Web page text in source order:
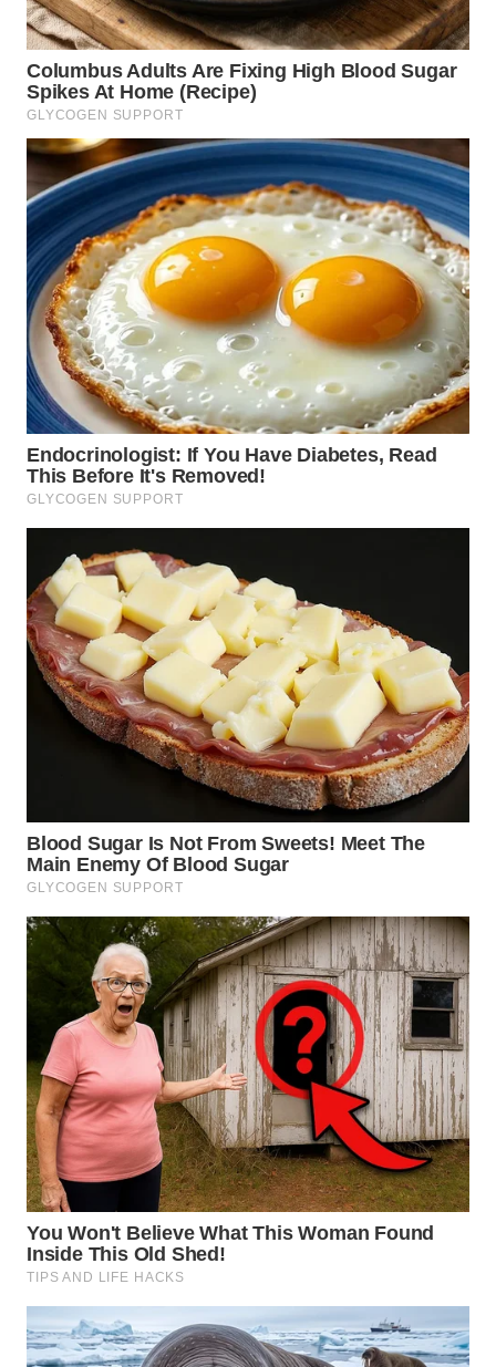
WN
PRIANGAN
TIMUR
WN
SEMARANG
WN
SOLO
WN
BOROBUDUR
WN
MADURA
WN
SURABAYA
WN
NATUNA
WN
BINTAN
WN
MANDALIKA
WN
LABUANBAJO
WN
BORNEO
Group
WAHANA
NEWS
WAHANA
TANI
WAHANA
WAHANA